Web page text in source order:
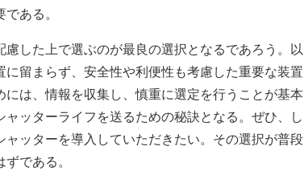
ある。
した上で選ぶのが最良の選択となるであろう。以
に留まらず、安全性や利便性も考慮した重要な装置
は、情報を収集し、慎重に選定を行うことが基本
ッターライフを送るための秘訣となる。ぜひ、し
ッターを導入していただきたい。その選択が普段
である。